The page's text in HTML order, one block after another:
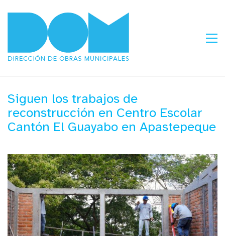
Siguen los trabajos de
reconstrucción en Centro Escolar
Cantón El Guayabo en Apastepeque